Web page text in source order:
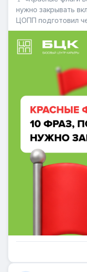
нужно закрывать вкладку» Базовый
ЦОПП подготовил
молодых
распознать
распространенных
защитить себя от